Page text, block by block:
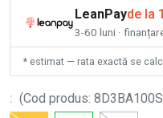
LeanPayde la
3-60 luni ·
* estimat — rata exactă se
: (Cod produs: 8D3BA100S